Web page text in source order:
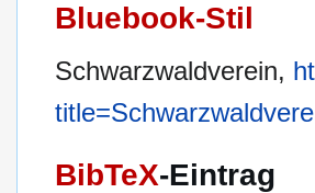
Bluebook-Stil
Schwarzwaldverein,
BibTeX-Eintrag